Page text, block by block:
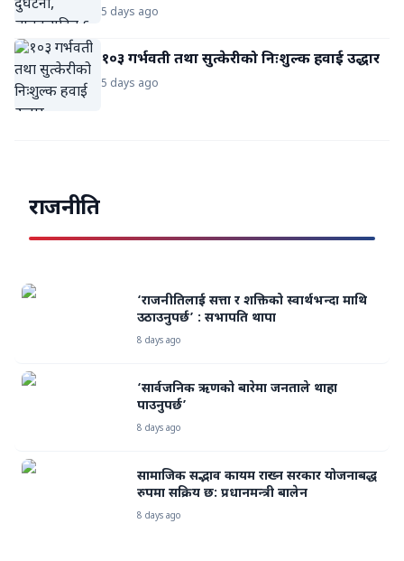
5 days ago
१०३ गर्भवती तथा सुत्केरीको निःशुल्क हवाई उद्धार
5 days ago
राजनीति
भने- विद्यार्थीहरूसँग माफी माग्नुहोस्
‘राजनीतिलाई सत्ता र शक्तिको स्वार्थभन्दा माथि
उठाउनुपर्छ’ : सभापति थापा
8 days ago
‘सार्वजनिक ऋणको बारेमा जनताले थाहा
पाउनुपर्छ’
8 days ago
सामाजिक सद्भाव कायम राख्न सरकार योजनाबद्ध
रुपमा सक्रिय छ: प्रधानमन्त्री बालेन
8 days ago